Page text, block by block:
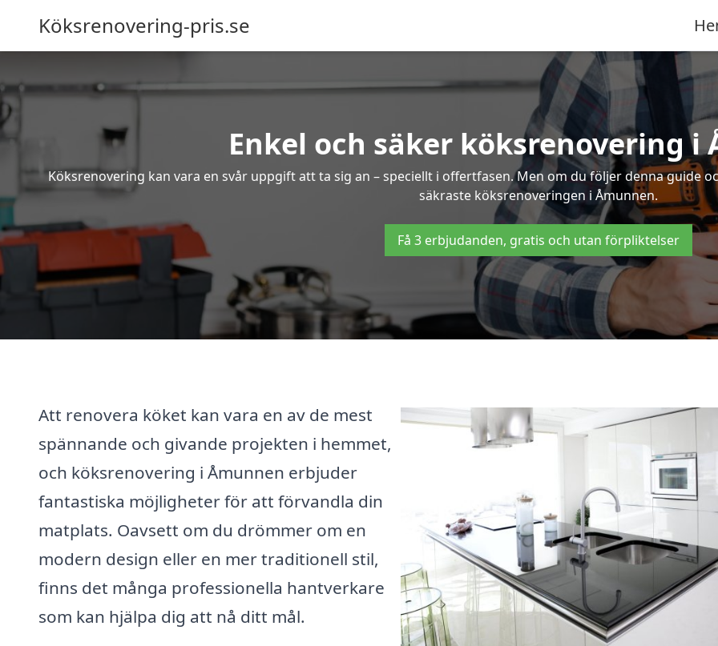
Köksrenovering-pris.se
Enkel och säker köksrenovering i
Köksrenovering kan vara en svår uppgift att ta sig an – speciellt i offertfasen. Men om du följer denna guide
säkraste köksrenoveringen i Åmunnen.
Få 3 erbjudanden, gratis och utan förpliktelser
Att renovera köket kan vara en av de mest
spännande och givande projekten i hemmet,
och köksrenovering i Åmunnen erbjuder
fantastiska möjligheter för att förvandla din
matplats. Oavsett om du drömmer om en
modern design eller en mer traditionell stil,
finns det många professionella hantverkare
som kan hjälpa dig att nå ditt mål.